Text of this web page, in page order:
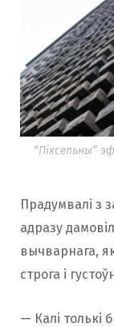
“Піксельны”
Прадумвалі з
адразу
вычварнага,
строга і
— Калі толькі